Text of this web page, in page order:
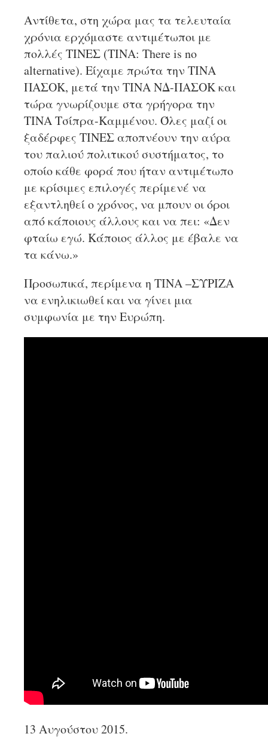
Αντίθετα, στη χώρα μας τα τελευταία
χρόνια ερχόμαστε αντιμέτωποι με
πολλές ΤΙΝΕΣ (ΤΙΝΑ: There is no
alternative). Είχαμε πρώτα την ΤΙΝΑ
ΠΑΣΟΚ, μετά την ΤΙΝΑ ΝΔ-ΠΑΣΟΚ και
τώρα γνωρίζουμε στα γρήγορα την
ΤΙΝΑ Τσίπρα-Καμμένου. Όλες μαζί οι
ξαδέρφες ΤΙΝΕΣ αποπνέουν την αύρα
του παλιού πολιτικού συστήματος, το
οποίο κάθε φορά που ήταν αντιμέτωπο
με κρίσιμες επιλογές περίμενέ να
εξαντληθεί ο χρόνος, να μπουν οι όροι
από κάποιους άλλους και να πει: «Δεν
φταίω εγώ. Κάποιος άλλος με έβαλε να
τα κάνω.»
Προσωπικά, περίμενα η ΤΙΝΑ –ΣΥΡΙΖΑ
να ενηλικιωθεί και να γίνει μια
συμφωνία με την Ευρώπη.
13 Αυγούστου 2015.